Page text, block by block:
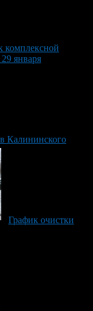
комплексной
января
Калининского
График очистки